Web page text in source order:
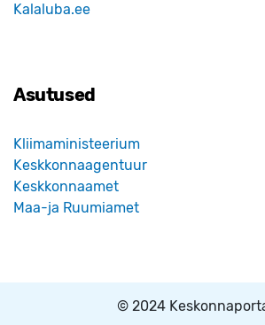
Kalaluba.ee
Asutused
Kliimaministeerium
Keskkonnaagentuur
Keskkonnaamet
Maa-ja Ruumiamet
© 2024